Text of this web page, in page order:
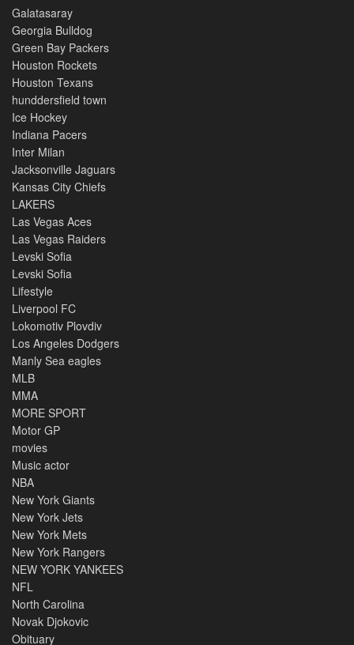
Galatasaray
Georgia Bulldog
Green Bay Packers
Houston Rockets
Houston Texans
hunddersfield town
Ice Hockey
Indiana Pacers
Inter Milan
Jacksonville Jaguars
Kansas City Chiefs
LAKERS
Las Vegas Aces
Las Vegas Raiders
Levski Sofia
Levski Sofia
Lifestyle
Liverpool FC
Lokomotiv Plovdiv
Los Angeles Dodgers
Manly Sea eagles
MLB
MMA
MORE SPORT
Motor GP
movies
Music actor
NBA
New York Giants
New York Jets
New York Mets
New York Rangers
NEW YORK YANKEES
NFL
North Carolina
Novak Djokovic
Obituary